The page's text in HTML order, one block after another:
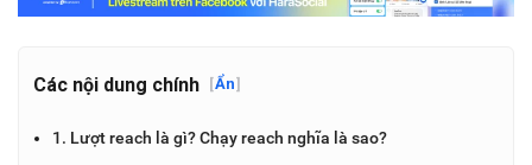
Các nội dung chính [Ẩn]
1. Lượt reach là gì? Chạy reach nghĩa là sao?